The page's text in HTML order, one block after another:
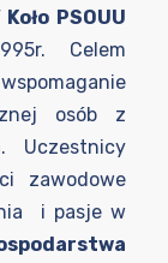
PSOUU
Celem
osób z
Uczestnicy
zawodowe
i pasje w